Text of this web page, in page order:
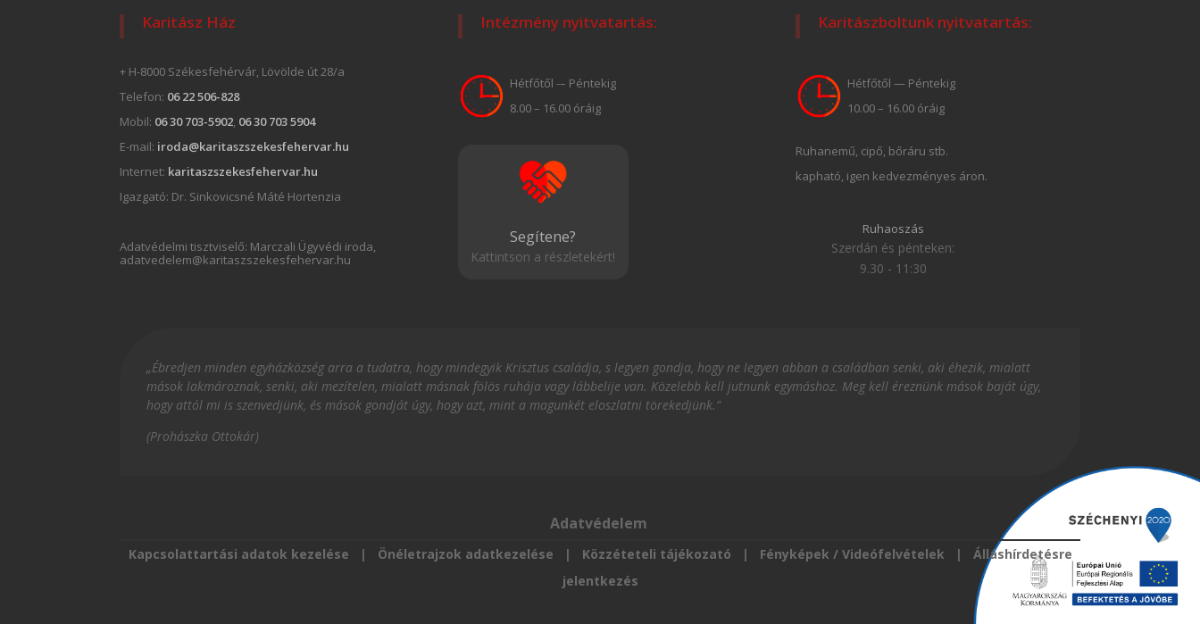
Karitász Ház
+ H-8000 Székesfehérvár, Lövölde út 28/a
Telefon: 06 22 506-828
Mobil: 06 30 703-5902, 06 30 703 5904
E-mail: iroda@karitaszszekesfehervar.hu
Internet: karitaszszekesfehervar.hu
Igazgató: Dr. Sinkovicsné Máté Hortenzia
Adatvédelmi tisztviselő: Marczali Ügyvédi iroda,
adatvedelem@karitaszszekesfehervar.hu
Intézmény nyitvatartás:
Hétfőtől -– Péntekig
8.00 – 16.00 óráig
Segítene?
Kattintson a részletekért!
Karitászboltunk nyitvatartás:
Hétfőtől — Péntekig
10.00 – 16.00 óráig
Ruhanemű, cipő, bőráru stb.
kapható, igen kedvezményes áron.
Ruhaoszás
Szerdán és pénteken:
9.30 - 11:30
„Ébredjen minden egyházközség arra a tudatra, hogy mindegyik Krisztus családja, s legyen gondja, hogy ne legyen abban a családban senki, aki éhezik, mialatt
mások lakmároznak, senki, aki mezítelen, mialatt másnak fölös ruhája vagy lábbelije van. Közelebb kell jutnunk egymáshoz. Meg kell éreznünk mások baját úgy,
hogy attól mi is szenvedjünk, és mások gondját úgy, hogy azt, mint a magunkét eloszlatni törekedjünk.”
(Prohászka Ottokár)
Adatvédelem
Kapcsolattartási adatok kezelése | Önéletrajzok adatkezelése | Közzéteteli tájékozató | Fényképek / Videófelvételek |
Álláshírdetésre
jelentkezés